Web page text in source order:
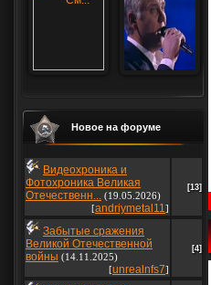
Новое на форуме
Видеохроника и
Фотохроника Великая
Отечественн... (19.05.2026)
[andriymetal11]
[13]
Забытые сражения
Великой Отечественной
войны (14.11.2025)
[unrealnfs7]
[4]